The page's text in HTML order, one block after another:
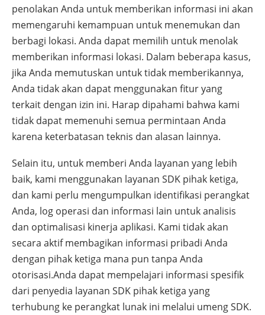
penolakan Anda untuk memberikan informasi ini akan
memengaruhi kemampuan untuk menemukan dan
berbagi lokasi. Anda dapat memilih untuk menolak
memberikan informasi lokasi. Dalam beberapa kasus,
jika Anda memutuskan untuk tidak memberikannya,
Anda tidak akan dapat menggunakan fitur yang
terkait dengan izin ini. Harap dipahami bahwa kami
tidak dapat memenuhi semua permintaan Anda
karena keterbatasan teknis dan alasan lainnya.
Selain itu, untuk memberi Anda layanan yang lebih
baik, kami menggunakan layanan SDK pihak ketiga,
dan kami perlu mengumpulkan identifikasi perangkat
Anda, log operasi dan informasi lain untuk analisis
dan optimalisasi kinerja aplikasi. Kami tidak akan
secara aktif membagikan informasi pribadi Anda
dengan pihak ketiga mana pun tanpa Anda
otorisasi.Anda dapat mempelajari informasi spesifik
dari penyedia layanan SDK pihak ketiga yang
terhubung ke perangkat lunak ini melalui umeng SDK.